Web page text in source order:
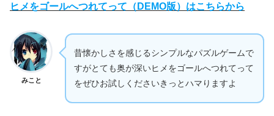
ヒメをゴールへつれてって（DEMO版）はこちらから
みこと
昔懐かしさを感じるシンプルなパズルゲームで
すがとても奥が深いヒメをゴールへつれてって
をぜひお試しくださいきっとハマりますよ